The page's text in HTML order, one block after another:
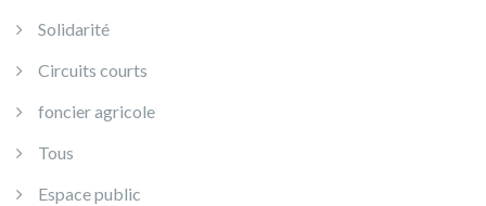
Solidarité
Circuits courts
foncier agricole
Tous
Espace public